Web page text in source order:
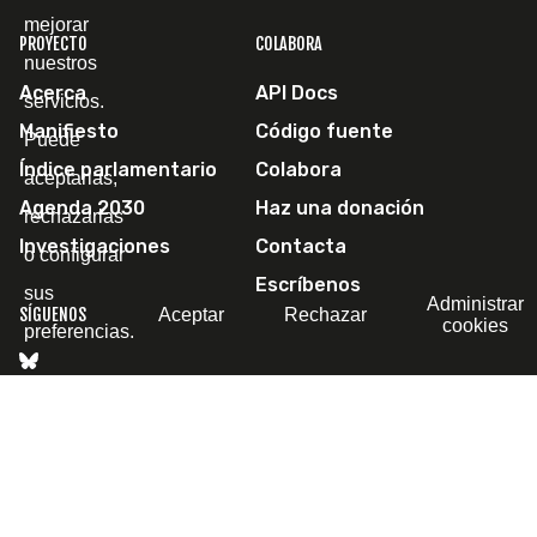
PROYECTO
Acerca
Manifiesto
Índice parlamentario
Agenda 2030
Investigaciones
COLABORA
API Docs
Código fuente
Colabora
Haz una donación
Contacta
Escríbenos
SÍGUENOS
mejorar
nuestros
servicios.
Puede
aceptarlas,
rechazarlas
o configurar
sus
preferencias.
Aceptar Rechazar
Administrar
cookies